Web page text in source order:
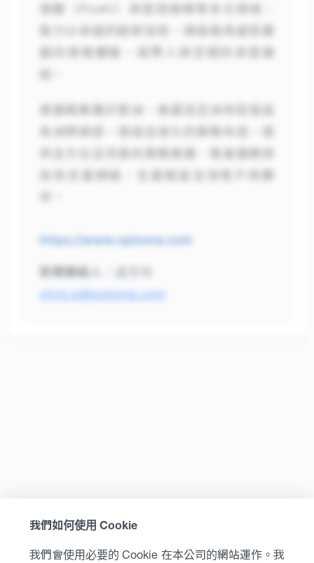
我們如何使用 Cookie
我們會使用必要的 Cookie 在本公司的網站運作。我
視聽（ProAV）與家用娛樂等多元領域，
致力以卓越的創新技術，締造極具感官震
撼的視覺體驗，凝聚人與空間的深度連
奧圖碼集團於歐洲、美國及亞洲地區皆設
有洲際總部，透過全球化的策略布局，提
供全方位且完善的業務推展、售後服務與
技術支援網絡，全面賦能全球客戶與夥
https://www.optoma.com
新聞聯絡人：
chris.lu@optoma.com